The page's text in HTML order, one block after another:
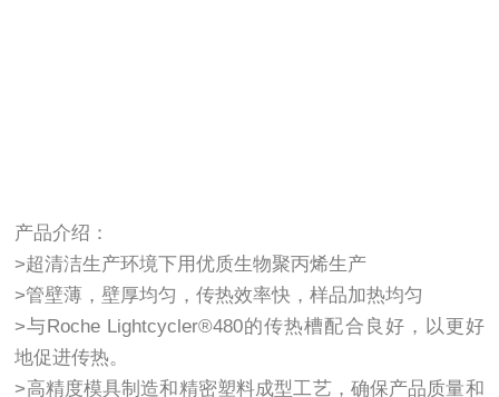
产品介绍：
>超清洁生产环境下用优质生物聚丙烯生产
>管壁薄，壁厚均匀，传热效率快，样品加热均匀
>与Roche Lightcycler®480的传热槽配合良好，以更好
地促进传热。
>高精度模具制造和精密塑料成型工艺，确保产品质量和